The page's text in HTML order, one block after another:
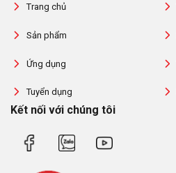
Trang chủ
Sản phẩm
Ứng dụng
Tuyển dụng
Kết nối với chúng tôi